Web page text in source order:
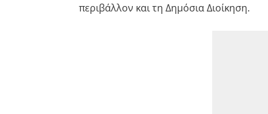
περιβάλλον και τη Δημόσια Διοίκηση.